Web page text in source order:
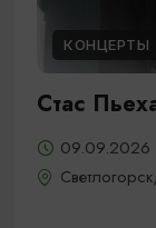
КОНЦЕРТЫ
Стас
09.09.2026